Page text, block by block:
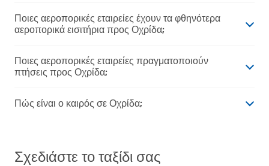
Ποιες αεροπορικές εταιρείες έχουν τα φθηνότερα
αεροπορικά εισιτήρια προς Οχρίδα;
Ποιες αεροπορικές εταιρείες πραγματοποιούν
πτήσεις προς Οχρίδα;
Πώς είναι ο καιρός σε Οχρίδα;
Σχεδιάστε το ταξίδι σας